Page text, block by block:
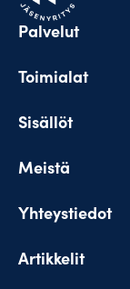
Palvelut
Toimialat
Sisällöt
Meistä
Yhteystiedot
Artikkelit